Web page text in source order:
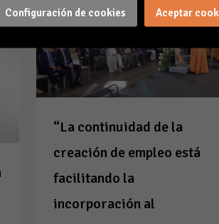
“La continuidad de la
creación de empleo está
facilitando la
incorporación al
Configuración de cookies Aceptar